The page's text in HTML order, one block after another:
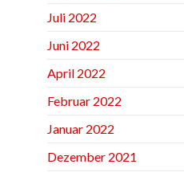
Juli 2022
Juni 2022
April 2022
Februar 2022
Januar 2022
Dezember 2021